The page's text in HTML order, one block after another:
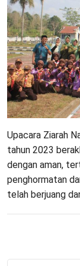
Upacara Ziarah
tahun 2023
dengan aman,
penghormatan
telah berjuang